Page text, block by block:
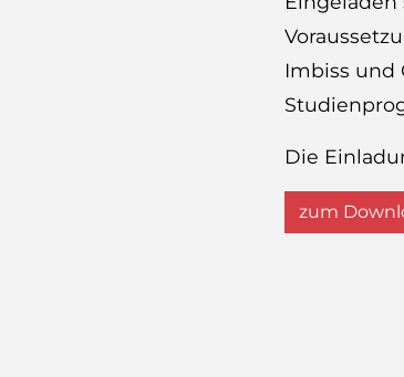
Imbiss und
Die
zum